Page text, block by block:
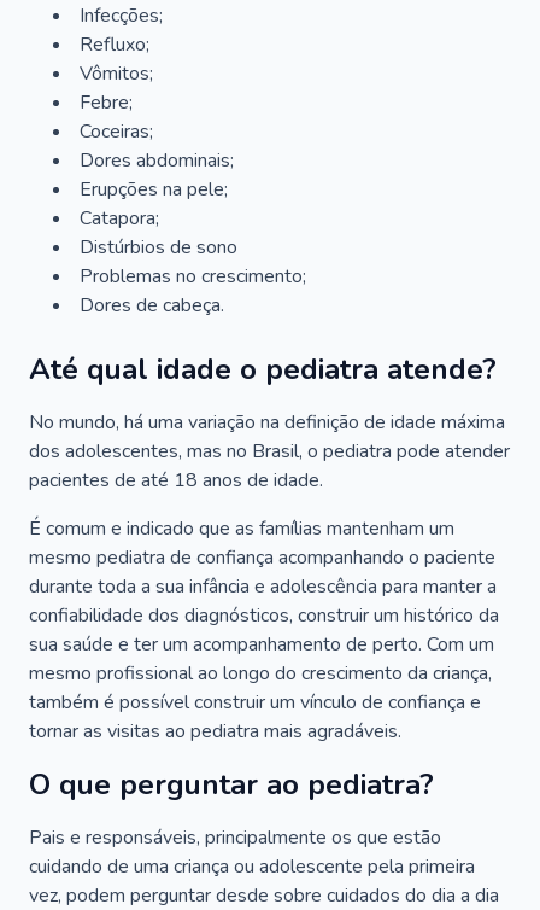
Infecções;
Refluxo;
Vômitos;
Febre;
Coceiras;
Dores abdominais;
Erupções na pele;
Catapora;
Distúrbios de sono
Problemas no crescimento;
Dores de cabeça.
Até qual idade o pediatra atende?
No mundo, há uma variação na definição de idade máxima
dos adolescentes, mas no Brasil, o pediatra pode atender
pacientes de até 18 anos de idade.
É comum e indicado que as famílias mantenham um
mesmo pediatra de confiança acompanhando o paciente
durante toda a sua infância e adolescência para manter a
confiabilidade dos diagnósticos, construir um histórico da
sua saúde e ter um acompanhamento de perto. Com um
mesmo profissional ao longo do crescimento da criança,
também é possível construir um vínculo de confiança e
tornar as visitas ao pediatra mais agradáveis.
O que perguntar ao pediatra?
Pais e responsáveis, principalmente os que estão
cuidando de uma criança ou adolescente pela primeira
vez, podem perguntar desde sobre cuidados do dia a dia